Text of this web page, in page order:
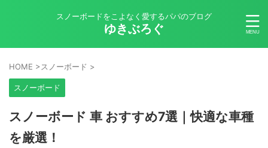
スノーボードをこよなく愛するパパのブログ
ゆきぶろぐ
HOME >スノーボード >
スノーボード
スノーボード 車 おすすめ7選｜快適な車種
を厳選！